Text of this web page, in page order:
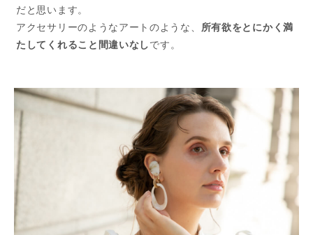
だと思います。
アクセサリーのようなアートのような、 所有欲をとにかく満
たしてくれること間違いなしです。